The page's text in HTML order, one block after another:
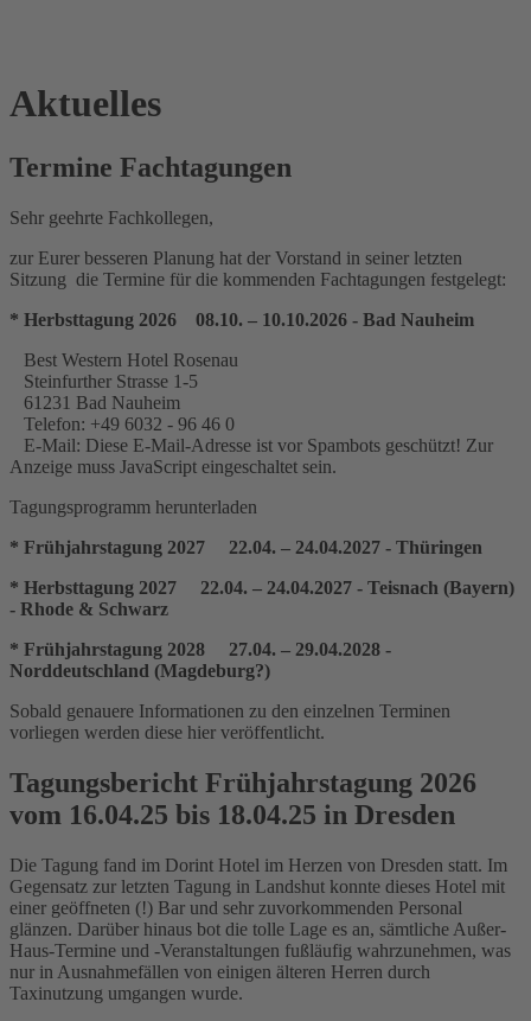
Aktuelles
Termine Fachtagungen
Sehr geehrte Fachkollegen,
zur Eurer besseren Planung hat der Vorstand in seiner letzten
Sitzung die Termine für die kommenden Fachtagungen festgelegt:
* Herbsttagung 2026 08.10. – 10.10.2026 - Bad Nauheim
Best Western Hotel Rosenau
Steinfurther Strasse 1-5
61231 Bad Nauheim
Telefon: +49 6032 - 96 46 0
E-Mail: Diese E-Mail-Adresse ist vor Spambots geschützt! Zur
Anzeige muss JavaScript eingeschaltet sein.
Tagungsprogramm herunterladen
* Frühjahrstagung 2027 22.04. – 24.04.2027 - Thüringen
* Herbsttagung 2027 22.04. – 24.04.2027 - Teisnach (Bayern)
- Rhode & Schwarz
* Frühjahrstagung 2028 27.04. – 29.04.2028 -
Norddeutschland (Magdeburg?)
Sobald genauere Informationen zu den einzelnen Terminen
vorliegen werden diese hier veröffentlicht.
Tagungsbericht Frühjahrstagung 2026
vom 16.04.25 bis 18.04.25 in Dresden
Die Tagung fand im Dorint Hotel im Herzen von Dresden statt. Im
Gegensatz zur letzten Tagung in Landshut konnte dieses Hotel mit
einer geöffneten (!) Bar und sehr zuvorkommenden Personal
glänzen. Darüber hinaus bot die tolle Lage es an, sämtliche Außer-
Haus-Termine und -Veranstaltungen fußläufig wahrzunehmen, was
nur in Ausnahmefällen von einigen älteren Herren durch
Taxinutzung umgangen wurde.